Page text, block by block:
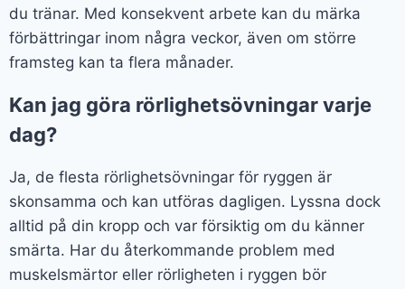
du tränar. Med konsekvent arbete kan du märka
förbättringar inom några veckor, även om större
framsteg kan ta flera månader.
Kan jag göra rörlighetsövningar varje
dag?
Ja, de flesta rörlighetsövningar för ryggen är
skonsamma och kan utföras dagligen. Lyssna dock
alltid på din kropp och var försiktig om du känner
smärta. Har du återkommande problem med
muskelsmärtor eller rörligheten i ryggen bör